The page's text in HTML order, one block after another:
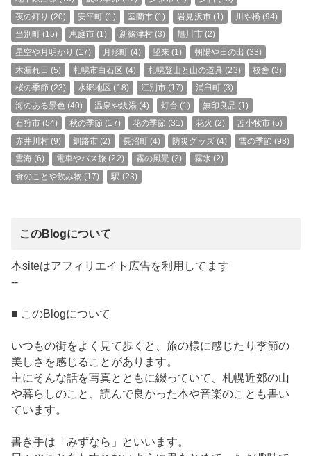
夜の灯り (20) 安平町 (1) 室蘭市(1) 岩見沢市(1) 川や橋 (94)
当別町(15) 恵庭市 (1) 新篠津村(3) 旭川市(2)
星空や月明かり (17) 月形町 (4) 望来 (1) 朝陽や日の出 (33)
木漏れ日 (5) 札幌市白石区 (4) 札幌登山と山の道具 (23) 校舎 (3)
桜の季節 (23) 水郷地区 (18) 江別市 (17) 浦臼町(3)
海のある景色 (40) 温泉や銭湯(4) 灯台 (1) 無印良品 (1)
石狩市(54) 秋の季節 (17) 花の季節 (31) 花火 (2) 苫小牧市 (5)
赤井川村(9) 釧路市 (2) 長沼町(4) 防災グッズ(4) 雪の季節 (98)
雲海(6) 電車やバス旅 (22) 霧の風景 (2) 霧氷 (2)
食のことや飲み物 (17) 駅 (23)
このBlogについて
本siteはアフィリエイト広告を利用してます
--
■ このBlogについて
いつもの街をよく見て歩くと、旅の様に感じたり季節の
美しさを感じることがあります。
主にそんな話を写真とともに綴っていて、札幌近郊の山
や暮らしのこと、読んで良かった本や音楽のことも書い
ています。
書き手は「みずなら」といいます。